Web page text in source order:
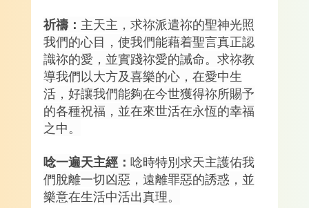
祈禱： 主天主，求祢派遣祢的聖神光照
我們的心目，使我們能藉着聖言真正認
識祢的愛，並實踐祢愛的誡命。求祢教
導我們以大方及喜樂的心，在愛中生
活，好讓我們能夠在今世獲得祢所賜予
的各種祝福，並在來世活在永恆的幸福
之中。
唸一遍天主經： 唸時特別求天主護佑我
們脫離一切凶惡，遠離罪惡的誘惑，並
樂意在生活中活出真理。